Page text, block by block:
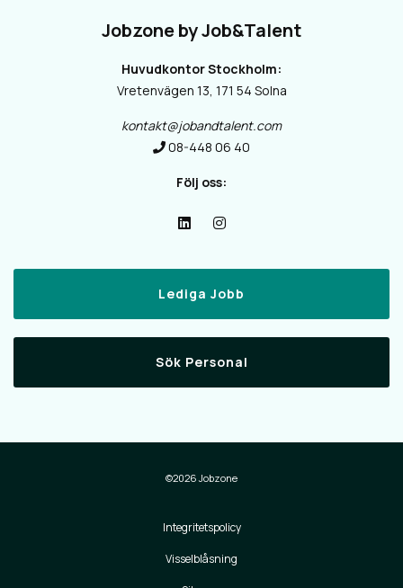
Jobzone by Job&Talent
Huvudkontor Stockholm:
Vretenvägen 13, 171 54 Solna
kontakt@jobandtalent.com
08-448 06 40
Följ oss:
Lediga Jobb
Sök Personal
©2026 Jobzone
Integritetspolicy
Visselblåsning